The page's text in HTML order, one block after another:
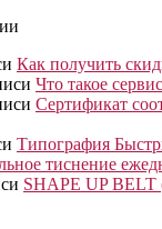
Как получить
Что такое
Сертификат
Типография
тиснение
SHAPE UP